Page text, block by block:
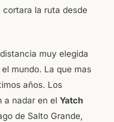
la ruta desde
muy elegida
mundo. La que mas
años. Los
a nadar en el Yatch
de Salto Grande,